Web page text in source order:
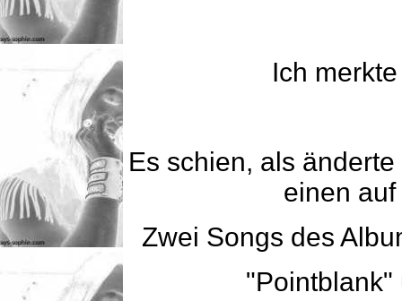
Ich
Es schien, als
einen
Zwei Songs des
"Pointblank"